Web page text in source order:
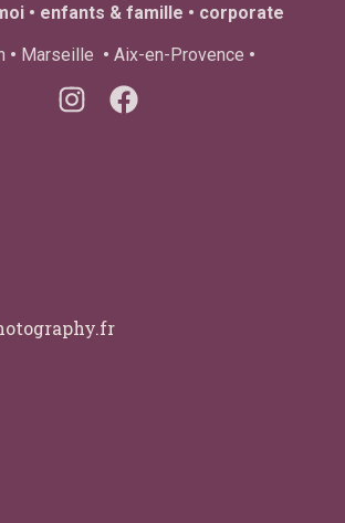
• enfants & famille • corporate
• Marseille • Aix-en-Provence •